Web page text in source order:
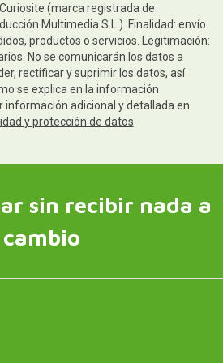
(marca registrada de
Multimedia S.L.). Finalidad: envío
productos o servicios. Legitimación:
No se comunicarán los datos a
rectificar y suprimir los datos, así
se explica en la información
información adicional y detallada en
y protección de datos
sin recibir nada a
cambio